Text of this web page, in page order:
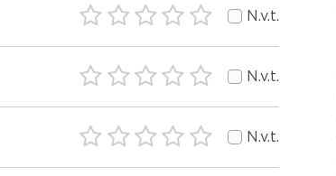
N.v.t.
N.v.t.
N.v.t.